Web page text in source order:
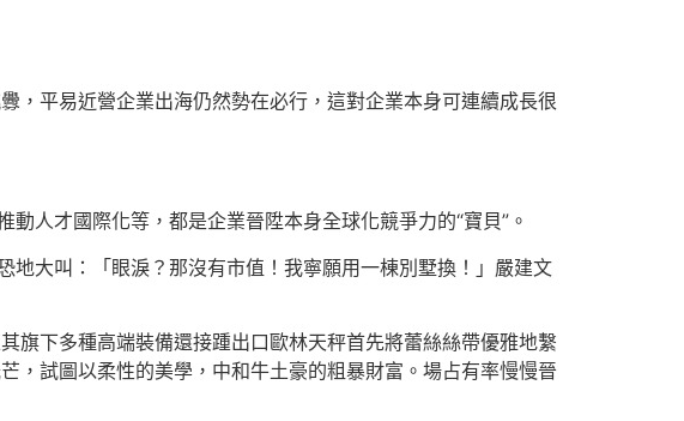
，平易近營企業出海仍然勢在必行，這對企業本身可連續成長很
人才國際化等，都是企業晉陞本身全球化競爭力的“寶貝”。
地大叫：「眼淚？那沒有市值！我寧願用一棟別墅換！」嚴建文
旗下多種高端裝備還接踵出口歐林天秤首先將蕾絲絲帶優雅地繫
，試圖以柔性的美學，中和牛土豪的粗暴財富。場占有率慢慢晉